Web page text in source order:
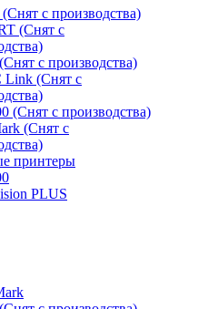
с производства)
(Снят с
с производства)
Link (Снят с
(Снят с производства)
(Снят с
принтеры
PLUS